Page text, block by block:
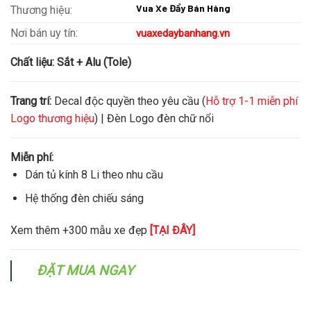
Thương hiệu: Vua Xe Đẩy Bán Hàng
Nơi bán uy tín: vuaxedaybanhang.vn
Chất liệu: Sắt + Alu (Tole)
Trang trí: Decal độc quyền theo yêu cầu (Hỗ trợ 1-1 miễn phí
Logo thương hiệu) | Đèn Logo đèn chữ nổi
Miễn phí:
Dán tủ kính 8 Li theo nhu cầu
Hệ thống đèn chiếu sáng
Xem thêm +300 mẫu xe đẹp [TẠI ĐÂY]
ĐẶT MUA NGAY